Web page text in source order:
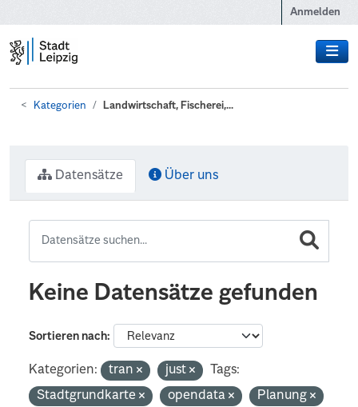
Anmelden
Kategorien Landwirtschaft, Fischerei,...
Datensätze Über uns
Keine Datensätze gefunden
Sortieren nach
Kategorien: tran just
Tags:
Stadtgrundkarte
opendata Planung